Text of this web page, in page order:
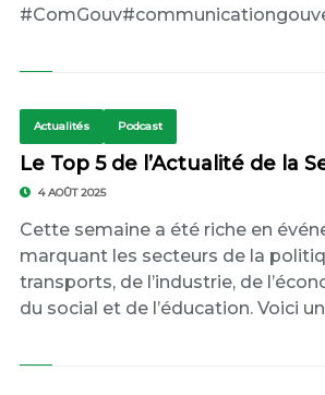
Actualités Podcast
Le Top 5 de l’Actualité de la
4 AOÛT 2025
Cette semaine a été riche en
marquant les secteurs de la
transports, de l’industrie, de
du social et de l’éducation. Voici